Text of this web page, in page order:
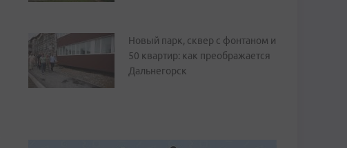
Новый парк, сквер с фонтаном и
50 квартир: как преображается
Дальнегорск